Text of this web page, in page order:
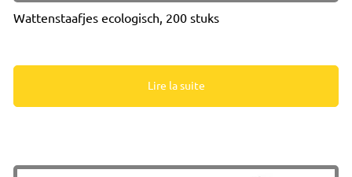
Wattenstaafjes ecologisch, 200 stuks
Lire la suite